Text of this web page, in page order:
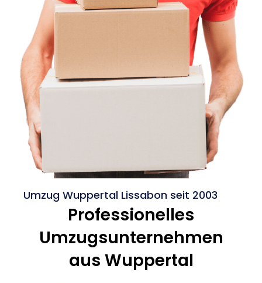
Umzug Wuppertal Lissabon seit 2003
Professionelles
Umzugsunternehmen
aus Wuppertal